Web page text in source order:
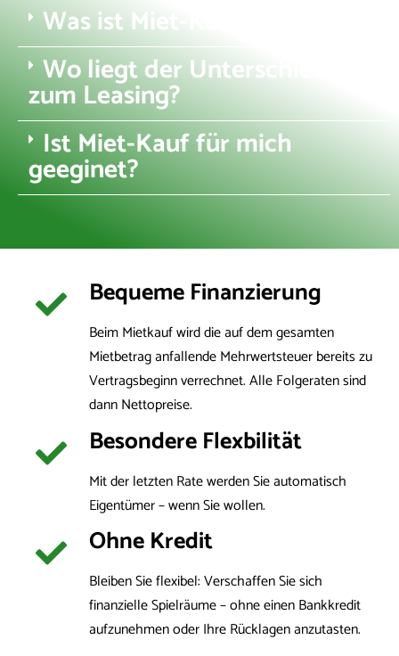
Was ist Miet-Kauf?
Wo liegt der Unterschied
zum Leasing?
Ist Miet-Kauf für mich
geeginet?
Bequeme Finanzierung
Beim Mietkauf wird die auf dem gesamten
Mietbetrag anfallende Mehrwertsteuer bereits zu
Vertragsbeginn verrechnet. Alle Folgeraten sind
dann Nettopreise.
Besondere Flexbilität
Mit der letzten Rate werden Sie automatisch
Eigentümer – wenn Sie wollen.
Ohne Kredit
Bleiben Sie flexibel: Verschaffen Sie sich
finanzielle Spielräume – ohne einen Bankkredit
aufzunehmen oder Ihre Rücklagen anzutasten.